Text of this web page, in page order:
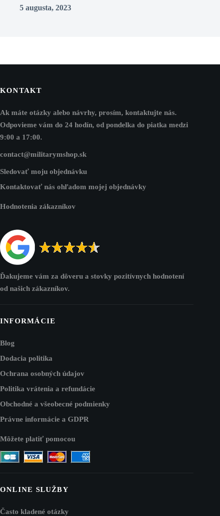
5 augusta, 2023
KONTAKT
Ak máte otázky alebo návrhy, prosím, kontaktujte nás.
Odpovieme vám do 24 hodín, od pondelka do piatka medzi
9:00 a 17:00.
contact@militarymshop.sk
Sledovať moju objednávku
Kontaktovať nás ohľadom mojej objednávky
Hodnotenia zákazníkov
Ďakujeme vám za dôveru a stovky pozitívnych hodnotení
od našich zákazníkov.
INFORMÁCIE
Blog
Dodacia politika
Ochrana osobných údajov
Politika vrátenia a refundácie
Obchodné a všeobecné podmienky
Právne informácie a GDPR
Môžete platiť pomocou
ONLINE SLUŽBY
Často kladené otázky